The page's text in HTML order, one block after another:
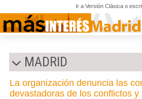
Ir a Versión Clásica o
MADRID
La organización denuncia las
devastadoras de los conflictos